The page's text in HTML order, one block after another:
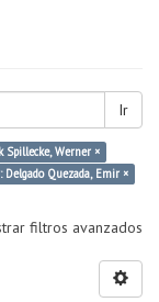
Ir
Spillecke, Werner ×
Delgado Quezada, Emir ×
filtros avanzados